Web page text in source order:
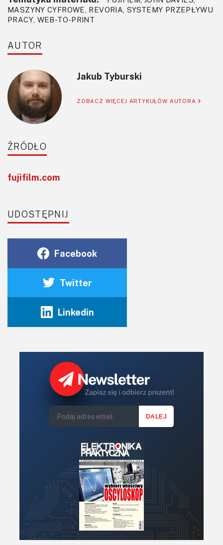
MASZYNY CYFROWE, REVORIA, SYSTEMY PRZEPŁYWU
PRACY, WEB-TO-PRINT
AUTOR
Jakub Tyburski
ZOBACZ WIĘCEJ ARTYKUŁÓW AUTORA
ŹRÓDŁO
fujifilm.com
UDOSTĘPNIJ
Facebook
Twitter
Linkedin